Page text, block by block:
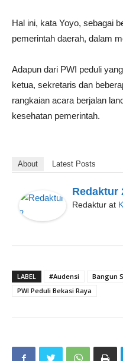
Hal ini, kata Yoyo, sebagai
pemerintah daerah, dalam
Adapun dari PWI peduli
ketua, sekretaris dan
rangkaian acara berjalan
kesehatan pemerintah.
About Latest Posts
Redaktur
Redaktur at
LABEL #Audensi Bangun
PWI Peduli Bekasi Raya